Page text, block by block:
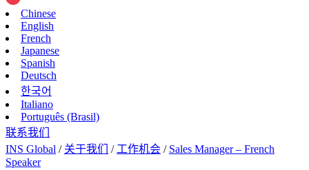
Chinese
English
French
Japanese
Spanish
Deutsch
한국어
Italiano
Português (Brasil)
联系我们
INS Global / 关于我们 / 工作机会 / Sales Manager – French
Speaker